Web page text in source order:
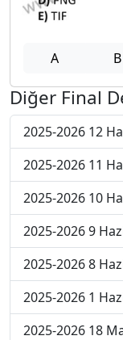
A B
Diğer Final
2025-2026 12
2025-2026 11
2025-2026 10
2025-2026 9
2025-2026 8
2025-2026 1
2025-2026 18